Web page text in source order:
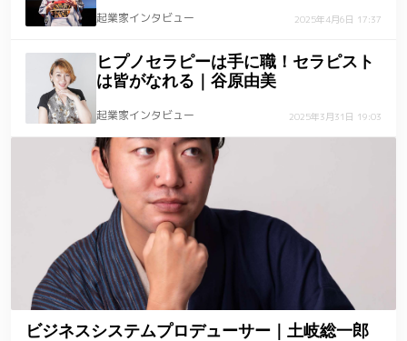
起業家インタビュー 2025年4月6日 17:37
ヒプノセラピーは手に職！セラピスト
は皆がなれる｜谷原由美
起業家インタビュー 2025年3月31日 19:03
ビジネスシステムプロデューサー｜土岐総一郎